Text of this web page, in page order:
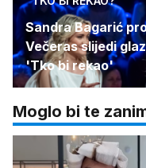
Sandra Bagarić
Večeras slijedi
'Tko bi rekao'
Moglo bi te